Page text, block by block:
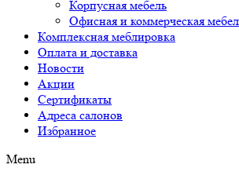
Корпусная мебель
Офисная и коммерческая
Комплексная меблировка
Оплата и доставка
Новости
Акции
Сертификаты
Адреса салонов
Избранное
Menu